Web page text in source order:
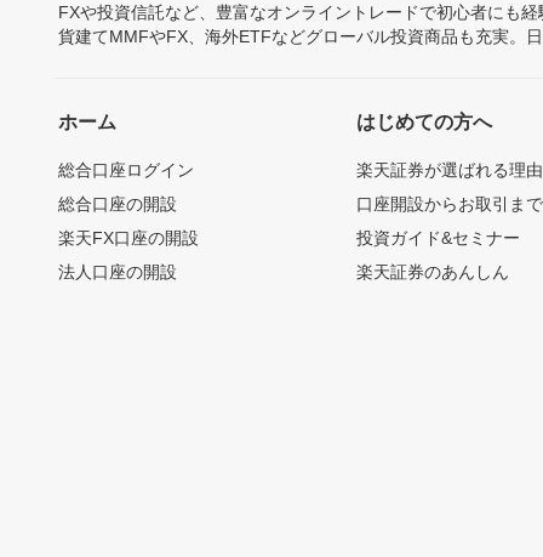
FXや投資信託など、豊富なオンライントレードで初心者にも
貨建てMMFやFX、海外ETFなどグローバル投資商品も充実。
ホーム
総合口座ログイン
総合口座の開設
楽天FX口座の開設
法人口座の開設
はじめての方へ
楽天証券が選ばれる理由
口座開設からお取引ま
投資ガイド&セミナー
楽天証券のあんしん